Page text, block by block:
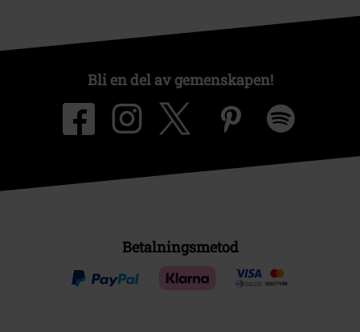
Bli en del av gemenskapen!
Betalningsmetod